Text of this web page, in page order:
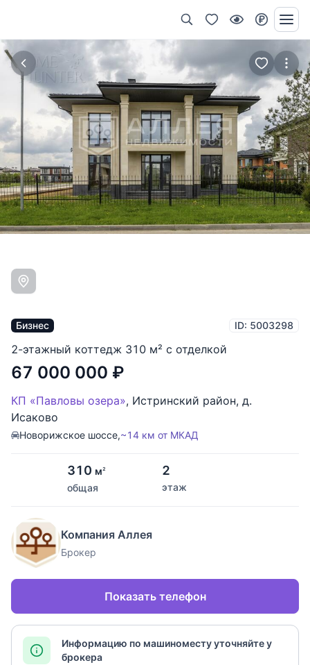
Бизнес ID: 5003298
2-этажный коттедж 310 м² с отделкой
67 000 000 ₽
КП «Павловы озера», Истринский район, д.
Исаково
Новорижское шоссе,~14 км от МКАД
310 м2
общая
2
этаж
Компания Аллея
Брокер
Показать телефон
Информацию по машиноместу уточняйте у
брокера